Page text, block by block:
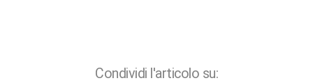
Condividi l'articolo su: